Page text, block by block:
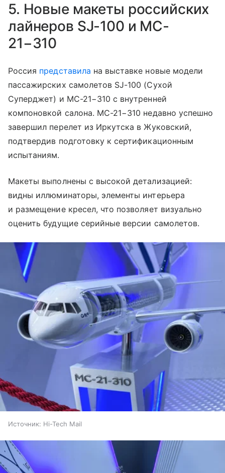
5. Новые макеты российских
лайнеров SJ-100 и MC-
21−310
Россия представила на выставке новые модели
пассажирских самолетов SJ-100 (Сухой
Суперджет) и MC-21−310 с внутренней
компоновкой салона. MC-21−310 недавно успешно
завершил перелет из Иркутска в Жуковский,
подтвердив подготовку к сертификационным
испытаниям.
Макеты выполнены с высокой детализацией:
видны иллюминаторы, элементы интерьера
и размещение кресел, что позволяет визуально
оценить будущие серийные версии самолетов.
Источник: Hi-Tech Mail